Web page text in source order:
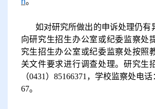
如对研究所做出的申诉处理仍有
向研究生招生办公室或纪委监察处
究生招生办公室或纪委监察处按照
关文件要求进行调查处理。研究生
（0431）85166371，学校监察处电话
67。